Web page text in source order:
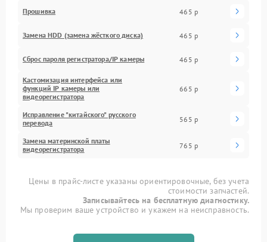
Прошивка 465 р
Замена HDD (замена жёсткого диска) 465 р
Сброс пароля регистратора/IP камеры 465 р
Кастомизация интерфейса или
функций IP камеры или
видеорегистратора
665 р
Исправление "китайского" русского
перевода
565 р
Замена материнской платы
видеорегистратора
765 р
Цены в прайс-листе указаны ориентировочные, без учета
стоимости запчастей.
Записывайтесь на бесплатную диагностику.
Мы проверим ваше устройство и укажем на неисправность.